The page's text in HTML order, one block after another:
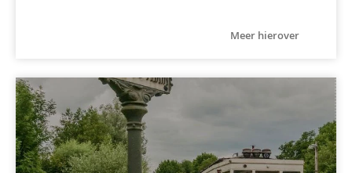
Meer hierover